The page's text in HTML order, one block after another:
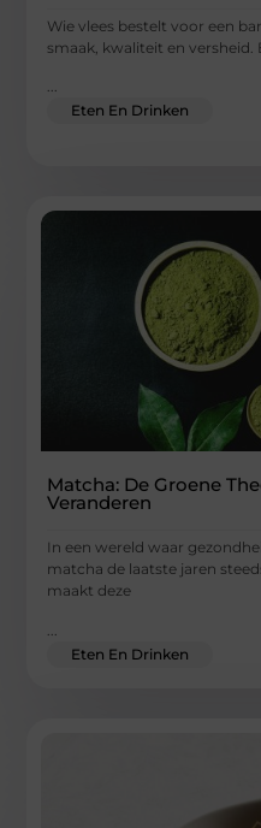
Wie vlees bestelt voor een
smaak, kwaliteit en versheid.
...
Eten En Drinken
Matcha: De Groene
Veranderen
In een wereld waar
matcha de laatste jaren
maakt deze
Eten En Drinken